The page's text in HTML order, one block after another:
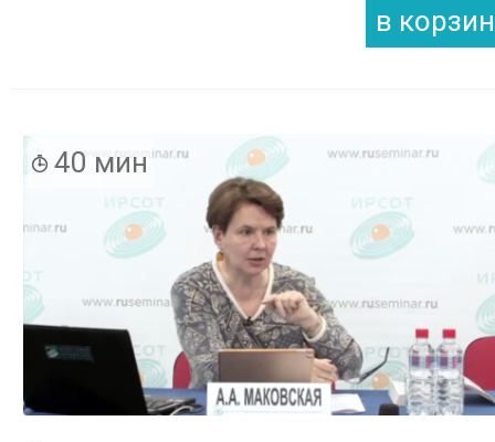
40 мин